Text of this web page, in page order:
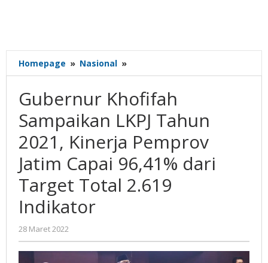
Homepage » Nasional »
Khofifah
LKPJ
Tahun
2021,
Kinerja
Pemprov
Jatim
Capai
96,41%
2.619
Indikator
Gubernur Khofifah
Sampaikan LKPJ Tahun
2021, Kinerja Pemprov
Jatim Capai 96,41% dari
Target Total 2.619
Indikator
28 Maret 2022
Gatot
Susanto